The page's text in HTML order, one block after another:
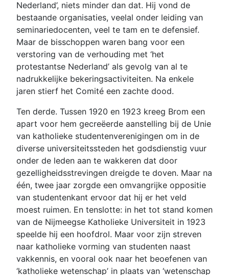
Nederland’, niets minder dan dat. Hij vond de
bestaande organisaties, veelal onder leiding van
seminariedocenten, veel te tam en te defensief.
Maar de bisschoppen waren bang voor een
verstoring van de verhouding met ‘het
protestantse Nederland’ als gevolg van al te
nadrukkelijke bekeringsactiviteiten. Na enkele
jaren stierf het Comité een zachte dood.
Ten derde. Tussen 1920 en 1923 kreeg Brom een
apart voor hem gecreëerde aanstelling bij de Unie
van katholieke studentenverenigingen om in de
diverse universiteitssteden het godsdienstig vuur
onder de leden aan te wakkeren dat door
gezelligheidsstrevingen dreigde te doven. Maar na
één, twee jaar zorgde een omvangrijke oppositie
van studentenkant ervoor dat hij er het veld
moest ruimen. En tenslotte: in het tot stand komen
van de Nijmeegse Katholieke Universiteit in 1923
speelde hij een hoofdrol. Maar voor zijn streven
naar katholieke vorming van studenten naast
vakkennis, en vooral ook naar het beoefenen van
‘katholieke wetenschap’ in plaats van ‘wetenschap